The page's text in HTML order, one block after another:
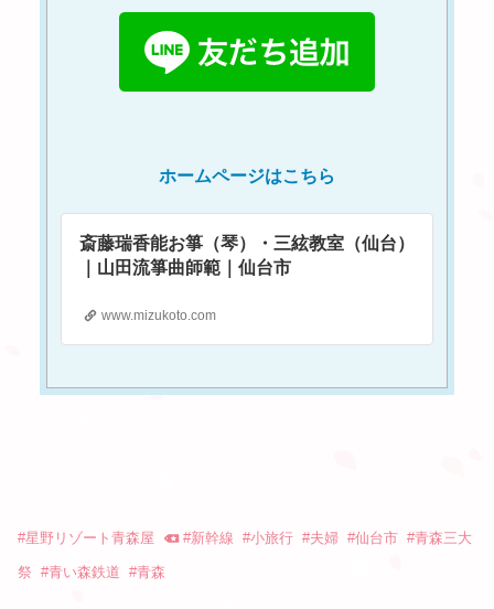
ホームページはこちら
斎藤瑞香能お箏（琴）・三絃教室（仙台）
｜山田流箏曲師範｜仙台市
www.mizukoto.com
#星野リゾート青森屋 #新幹線 #小旅行 #夫婦 #仙台市 #青森三大
祭 #青い森鉄道 #青森